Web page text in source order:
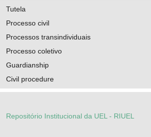
Tutela
Processo civil
Processos transindividuais
Processo coletivo
Guardianship
Civil procedure
Repositório Institucional da UEL - RIUEL